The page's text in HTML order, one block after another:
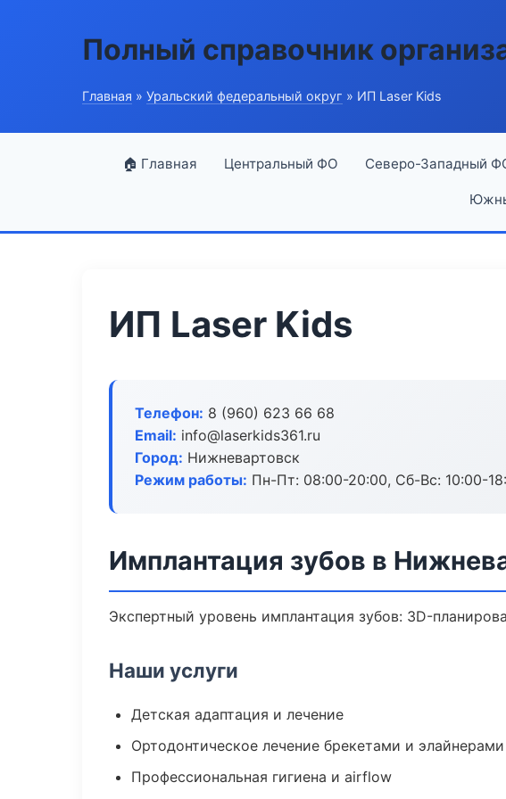
Полный справочник
Главная » Уральский федеральный округ » ИП Laser Kids
🏠 Главная Центральный ФО Северо-Западный
ИП Laser Kids
Телефон: 8 (960) 623 66 68
Email: info@laserkids361.ru
Город: Нижневартовск
Режим работы: Пн-Пт: 08:00-20:00, Сб-Вс: 10:00-
Имплантация зубов в
Экспертный уровень имплантация зубов: 3D-
Наши услуги
Детская адаптация и лечение
Ортодонтическое лечение брекетами и элайнерами
Профессиональная гигиена и airflow